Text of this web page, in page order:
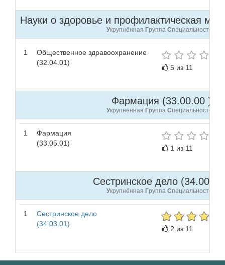
Науки о здоровье и профилактическая
Укрупнённая Группа Специальностей
1
Общественное здравоохранение
(32.04.01)
5 из 11
Фармация (33.00.00 )
Укрупнённая Группа Специальностей
1
Фармация
(33.05.01)
1 из 11
Сестринское дело
Укрупнённая Группа Специальностей
1
Сестринское дело
(34.03.01)
2 из 11